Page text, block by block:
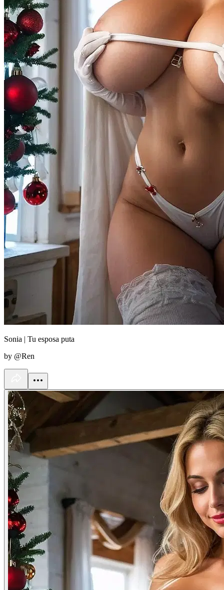
Sonia | Tu esposa puta
by @Ren